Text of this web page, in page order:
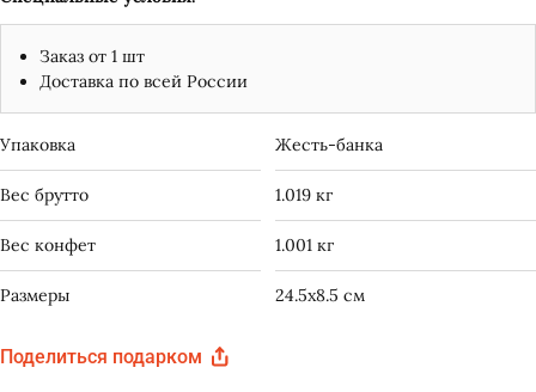
Заказ от 1 шт
Доставка по всей России
Упаковка Жесть-банка
Вес брутто 1.019 кг
Вес конфет 1.001 кг
Размеры 24.5x8.5 см
Поделиться подарком